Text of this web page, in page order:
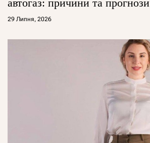
автогаз: причини та прогнози
29 Липня, 2026